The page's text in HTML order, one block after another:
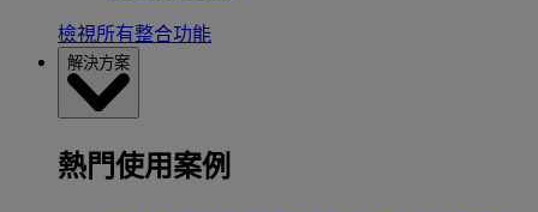
檢視所有整合功能
解決方案
熱門使用案例